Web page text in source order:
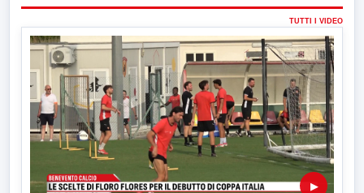
TUTTI I VIDEO
▶